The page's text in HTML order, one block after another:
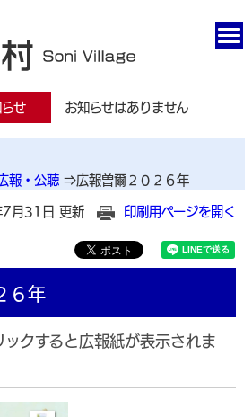
せ お知らせはありません
報・公聴 ⇒広報曽爾２０２６年
月31日 更新 印刷用ページを開く
６年
クすると広報紙が表示されま